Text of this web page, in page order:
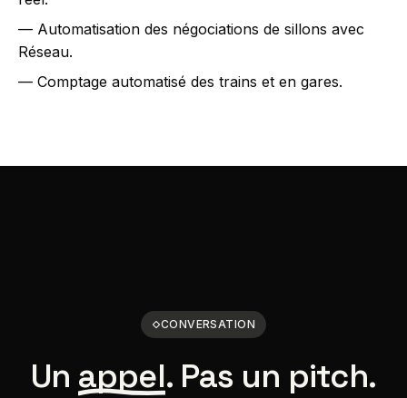
— Automatisation des négociations de sillons avec
Réseau.
— Comptage automatisé des trains et en gares.
CONVERSATION
Un appel. Pas un pitch.